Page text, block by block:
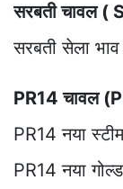
सरबती चावल
सरबती सेला
PR14 चावल
PR14 नया
PR14 नया